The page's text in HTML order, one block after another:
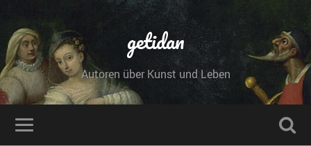
getidan
Autoren über Kunst und Leben